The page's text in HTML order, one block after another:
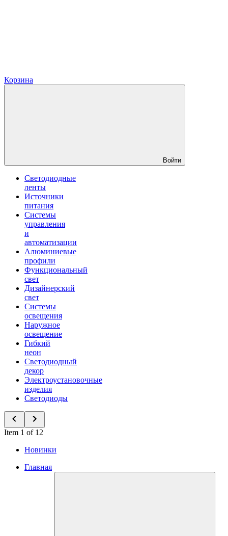
Корзина
Войти
Светодиодные
ленты
Источники
питания
Системы
управления
и
автоматизации
Алюминиевые
профили
Функциональный
свет
Дизайнерский
свет
Системы
освещения
Наружное
освещение
Гибкий
неон
Светодиодный
декор
Электроустановочные
изделия
Светодиоды
Item 1 of 12
Новинки
Главная